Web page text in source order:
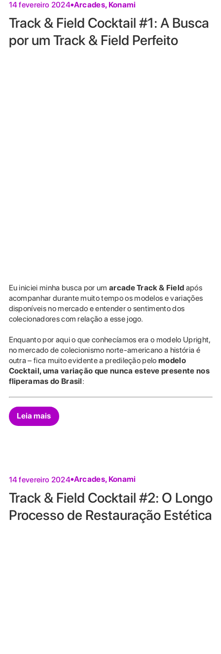
14 fevereiro 2024 Arcades, Konami
Track & Field Cocktail #1: A Busca
por um Track & Field Perfeito
Eu iniciei minha busca por um arcade Track & Field após
acompanhar durante muito tempo os modelos e variações
disponíveis no mercado e entender o sentimento dos
colecionadores com relação a esse jogo.
Enquanto por aqui o que conhecíamos era o modelo Upright,
no mercado de colecionismo norte-americano a história é
outra – fica muito evidente a predileção pelo modelo
Cocktail, uma variação que nunca esteve presente nos
fliperamas do Brasil:
Leia mais
14 fevereiro 2024 Arcades, Konami
Track & Field Cocktail #2: O Longo
Processo de Restauração Estética